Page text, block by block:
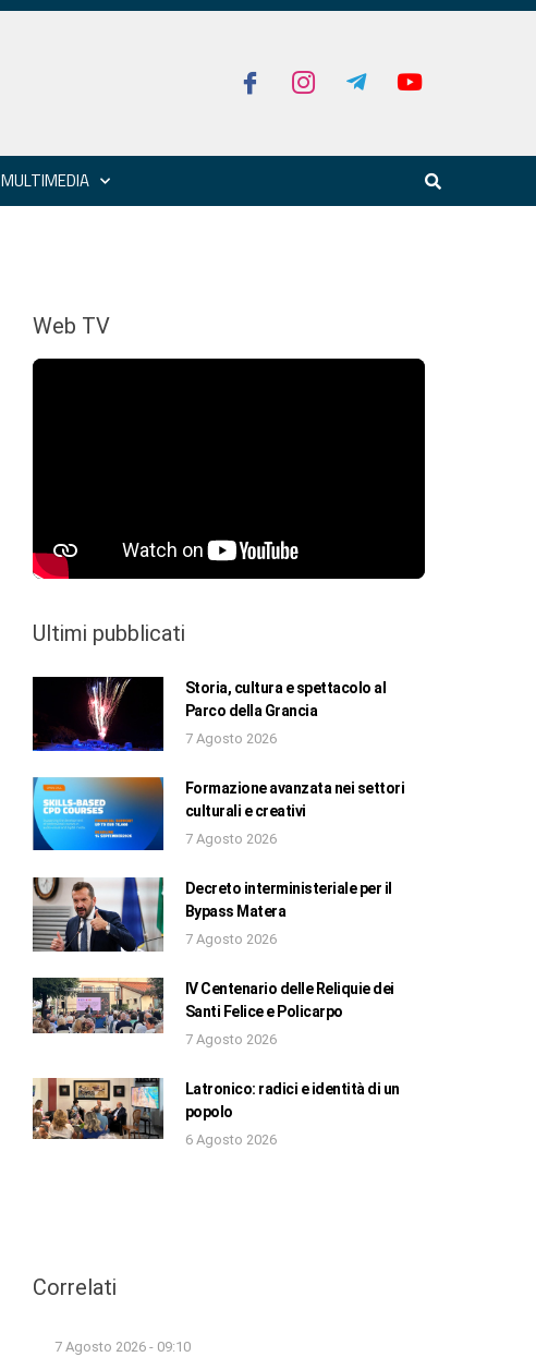
MULTIMEDIA
Web TV
Ultimi pubblicati
Storia, cultura e spettacolo al
Parco della Grancia
7 Agosto 2026
Formazione avanzata nei settori
culturali e creativi
7 Agosto 2026
Decreto interministeriale per il
Bypass Matera
7 Agosto 2026
IV Centenario delle Reliquie dei
Santi Felice e Policarpo
7 Agosto 2026
Latronico: radici e identità di un
popolo
6 Agosto 2026
Correlati
7 Agosto 2026 - 09:10